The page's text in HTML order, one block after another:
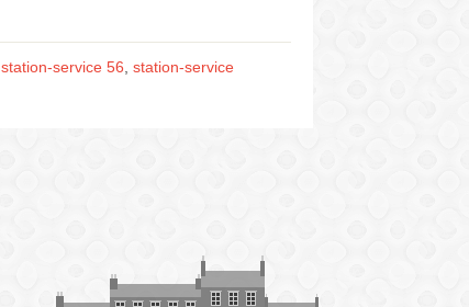
station-service 56 station-service